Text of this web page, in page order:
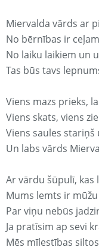
Miervalda vārds ar
No bērnības ir
No laiku laikiem un
Tas būs tavs
Viens mazs prieks,
Viens skats, viens
Viens saules stariņš
Un labs vārds
Ar vārdu šūpulī, kas
Mums lemts ir
Par viņu nebūs
Ja pratīsim ap sevi
Mēs mīlestības